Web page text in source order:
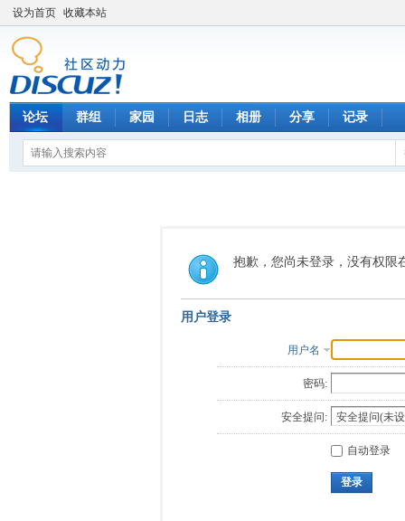
设为首页 收藏本站
论坛 群组 家园 日志 相册 分享 记录
抱歉，您尚未登录，没有权限
用户登录
用户名
密码:
安全提问:
自动登录
登录